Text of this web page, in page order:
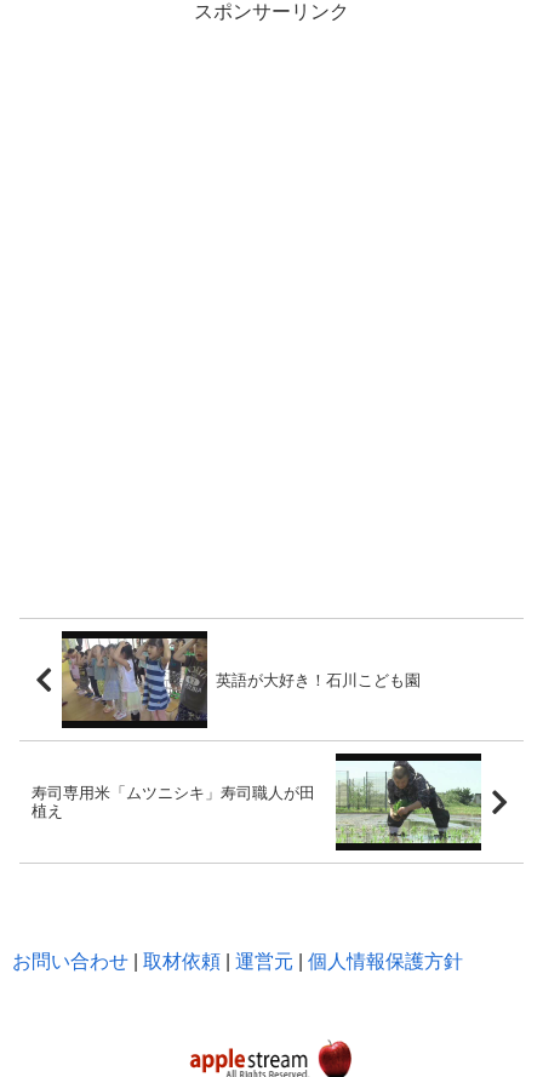
スポンサーリンク
英語が大好き！石川こども園
寿司専用米「ムツニシキ」寿司職人が田
植え
お問い合わせ 取材依頼 運営元 個人情報保護方針